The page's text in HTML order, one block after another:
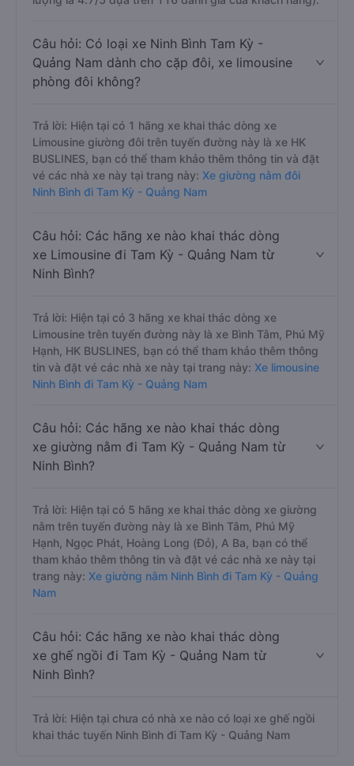
Câu hỏi: Có loại xe Ninh Bình Tam Kỳ -
Quảng Nam dành cho cặp đôi, xe limousine
phòng đôi không?
Trả lời: Hiện tại có 1 hãng xe khai thác dòng xe
Limousine giường đôi trên tuyến đường này là xe HK
BUSLINES, bạn có thể tham khảo thêm thông tin và đặt
vé các nhà xe này tại trang này: Xe giường nằm đôi
Ninh Bình đi Tam Kỳ - Quảng Nam
Câu hỏi: Các hãng xe nào khai thác dòng
xe Limousine đi Tam Kỳ - Quảng Nam từ
Ninh Bình?
Trả lời: Hiện tại có 3 hãng xe khai thác dòng xe
Limousine trên tuyến đường này là xe Bình Tâm, Phú Mỹ
Hạnh, HK BUSLINES, bạn có thể tham khảo thêm thông
tin và đặt vé các nhà xe này tại trang này: Xe limousine
Ninh Bình đi Tam Kỳ - Quảng Nam
Câu hỏi: Các hãng xe nào khai thác dòng
xe giường nằm đi Tam Kỳ - Quảng Nam từ
Ninh Bình?
Trả lời: Hiện tại có 5 hãng xe khai thác dòng xe giường
nằm trên tuyến đường này là xe Bình Tâm, Phú Mỹ
Hạnh, Ngọc Phát, Hoàng Long (Đỏ), A Ba, bạn có thể
tham khảo thêm thông tin và đặt vé các nhà xe này tại
trang này: Xe giường nằm Ninh Bình đi Tam Kỳ - Quảng
Nam
Câu hỏi: Các hãng xe nào khai thác dòng
xe ghế ngồi đi Tam Kỳ - Quảng Nam từ
Ninh Bình?
Trả lời: Hiện tại chưa có nhà xe nào có loại xe ghế ngồi
khai thác tuyến Ninh Bình đi Tam Kỳ - Quảng Nam